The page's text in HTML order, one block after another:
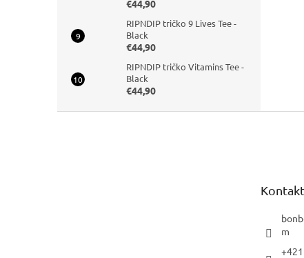
€44,90
RIPNDIP tričko 9 Lives Tee -
Black
€44,90
RIPNDIP tričko Vitamins Tee -
Black
€44,90
Kontakt
m